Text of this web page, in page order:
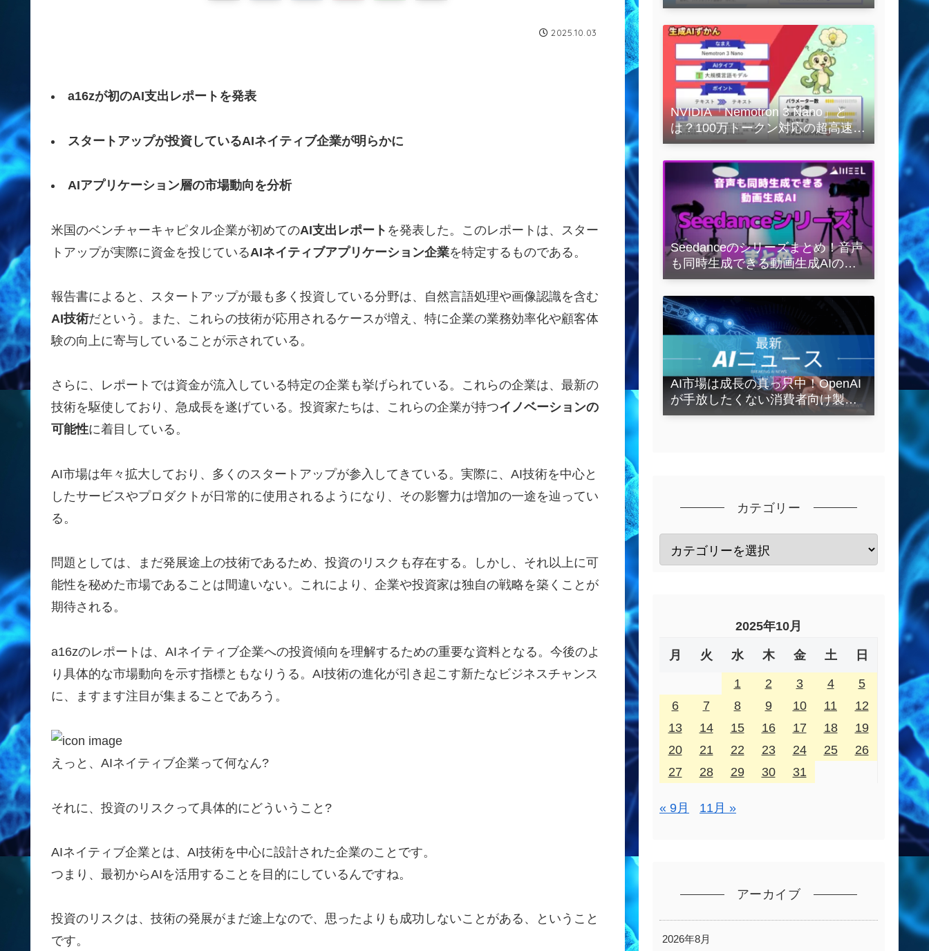
2025.10.03
a16zが初のAI支出レポートを発表
スタートアップが投資しているAIネイティブ企業が明らかに
AIアプリケーション層の市場動向を分析
米国のベンチャーキャピタル企業が初めてのAI支出レポート を発表した。このレポートは、スター
トアップが実際に資金を投じているAIネイティブアプリケーション企業を特定するものである。
報告書によると、スタートアップが最も多く投資している分野は、自然言語処理や画像認識を含む
AI技術だという。また、これらの技術が応用されるケースが増え、特に企業の業務効率化や顧客体
験の向上に寄与していることが示されている。
さらに、レポートでは資金が流入している特定の企業も挙げられている。これらの企業は、最新の
技術を駆使しており、急成長を遂げている。投資家たちは、これらの企業が持つイノベーションの
可能性に着目している。
AI市場は年々拡大しており、多くのスタートアップが参入してきている。実際に、AI技術を中心と
したサービスやプロダクトが日常的に使用されるようになり、その影響力は増加の一途を辿ってい
る。
問題としては、まだ発展途上の技術であるため、投資のリスクも存在する。しかし、それ以上に可
能性を秘めた市場であることは間違いない。これにより、企業や投資家は独自の戦略を築くことが
期待される。
a16zのレポートは、AIネイティブ企業への投資傾向を理解するための重要な資料となる。今後のよ
り具体的な市場動向を示す指標ともなりうる。AI技術の進化が引き起こす新たなビジネスチャンス
に、ますます注目が集まることであろう。
えっと、AIネイティブ企業って何なん?
それに、投資のリスクって具体的にどういうこと?
AIネイティブ企業とは、AI技術を中心に設計された企業のことです。
つまり、最初からAIを活用することを目的にしているんですね。
投資のリスクは、技術の発展がまだ途上なので、思ったよりも成功しないことがある、ということ
です。
の実践まで紹介
NVIDIA「Nemotron 3 Nano」と
は？100万トークン対応の超高速
LLMを徹底解説
Seedanceのシリーズまとめ！音声
も同時生成できる動画生成AIの全
容を解説
AI市場は成長の真っ只中！OpenAI
が手放したくない消費者向け製品
とは？
カテゴリー
2025年10月
月 火 水 木 金 土 日
1 2 3 4
5
6
7 8 9 10 11
12
13
14 15 16 17 18
19
20
21 22 23 24 25
26
27
28 29 30 31
« 9月 11月 »
アーカイブ
2026年8月